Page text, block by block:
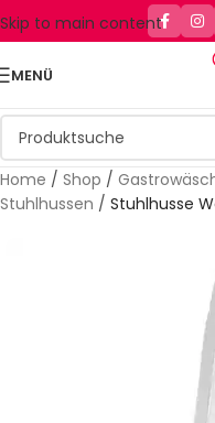
Skip to main content
MENÜ
Home / Shop /
Stuhlhussen / Stuhlhusse